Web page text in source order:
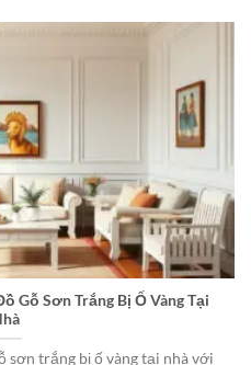
Gỗ Sơn Trắng Bị Ố Vàng Tại
sơn trắng bị ố vàng tại nhà với